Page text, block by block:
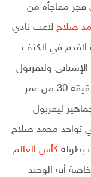
فجر مفاجأة من
صلاح لاعب نادي
القدم في الكتف
الإسباني وليفربول
الأنجليزي وتسببت في مغادردة للقاء في الدقيقة 30 من عمر
ليفربول
تواجد محمد صلاح
بطولة كأس العالم
أنه الوحيد